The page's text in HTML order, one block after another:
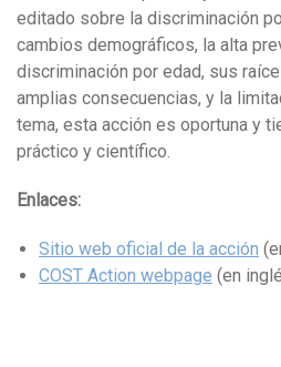
editado sobre la discriminación
cambios demográficos, la alta
discriminación por edad, sus
amplias consecuencias, y la
tema, esta acción es oportuna y
práctico y científico.
Enlaces:
Sitio web oficial de la acción
COST Action webpage (en